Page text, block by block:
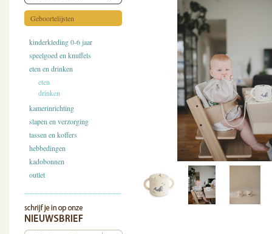
Geboortelijsten
kinderkleding 0-6 jaar
speelgoed en knuffels
eten en drinken
eten
drinken
kamerinrichting
slapen en verzorging
tassen en koffers
hebbedingen
kadobonnen
outlet